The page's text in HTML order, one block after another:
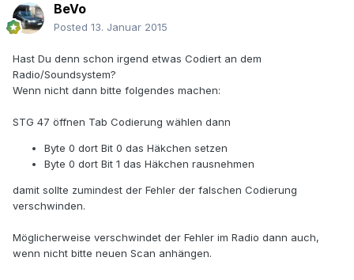
BeVo
Posted 13. Januar 2015
Hast Du denn schon irgend etwas Codiert an dem
Radio/Soundsystem?
Wenn nicht dann bitte folgendes machen:
STG 47 öffnen Tab Codierung wählen dann
Byte 0 dort Bit 0 das Häkchen setzen
Byte 0 dort Bit 1 das Häkchen rausnehmen
damit sollte zumindest der Fehler der falschen Codierung
verschwinden.
Möglicherweise verschwindet der Fehler im Radio dann auch,
wenn nicht bitte neuen Scan anhängen.